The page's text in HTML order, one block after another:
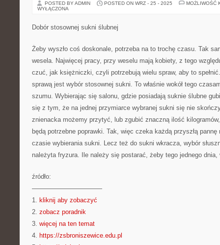
POSTED BY ADMIN POSTED ON WRZ - 25 - 2025
MOŻLIWOŚĆ
WYŁĄCZONA
Dobór stosownej sukni ślubnej
Żeby wyszło coś doskonale, potrzeba na to trochę czasu. Tak
wesela. Najwięcej pracy, przy weselu mają kobiety, z tego
czuć, jak księżniczki, czyli potrzebują wielu spraw, aby to
sprawą jest wybór stosownej sukni. To właśnie wokół tego
szumu. Wybierając się salonu, gdzie posiadają suknie ślubne
się z tym, że na jednej przymiarce wybranej sukni się nie
znienacka możemy przytyć, lub zgubić znaczną ilość
będą potrzebne poprawki. Tak, więc czeka każdą przyszłą pannę
czasie wybierania sukni. Lecz też do sukni wkracza, wybór
należyta fryzura. Ile należy się postarać, żeby tego jednego
źródło:
———————————
1. kliknij aby zobaczyć
2. zobacz poradnik
3. więcej na ten temat
4. https://zsbroniszewice.edu.pl